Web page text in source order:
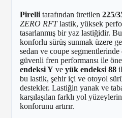
Pirelli tarafından üretilen 225/
ZERO RFTlastik, yüksek
tasarlanmış bir yaz lastiğidir.
konforlu sürüş sunmak üzere
sedan ve coupe
güvenli fren performansı ile öne
endeksi Y ve yük endeksi 88
bu lastik, şehir içi ve otoyol
destekler. Lastiğin yanak ve
karşılaşılan farklı yol
konforunu artırır.